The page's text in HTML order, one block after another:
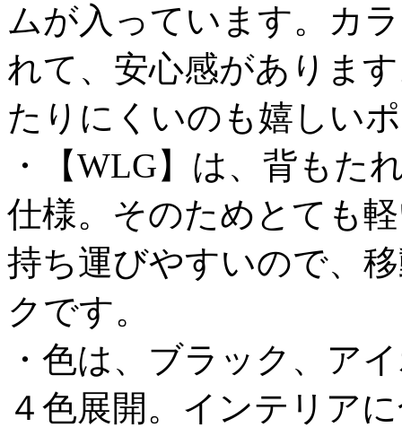
ムが入っています。カ
れて、安心感がありま
たりにくいのも嬉しい
・【WLG】は、背もた
仕様。そのためとても
持ち運びやすいので、
クです。
・色は、ブラック、ア
４色展開。インテリア